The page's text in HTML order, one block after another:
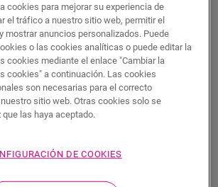
fluida de un suelo de
dos habitaciones es la clave
un resultado profesional.
decida la dirección en la
los paneles y comience el
la primera habitación. ¿No
de ver primero nuestros
cookies para mejorar su experiencia de
el tráfico a nuestro sitio web, permitir el
mostrar anuncios personalizados. Puede
o las cookies analíticas o puede editar la
cookies mediante el enlace "Cambiar la
cookies" a continuación. Las cookies
son necesarias para el correcto
sitio web. Otras cookies solo se
las haya aceptado.
DE COOKIES